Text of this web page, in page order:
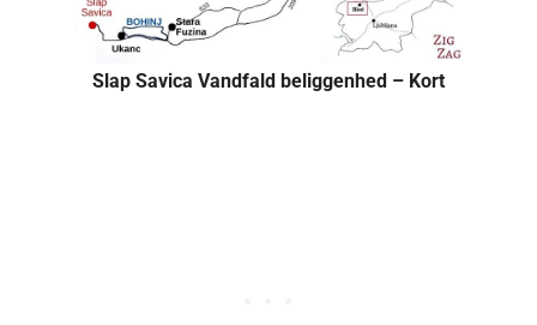
Slap Savica Vandfald beliggenhed – Kort